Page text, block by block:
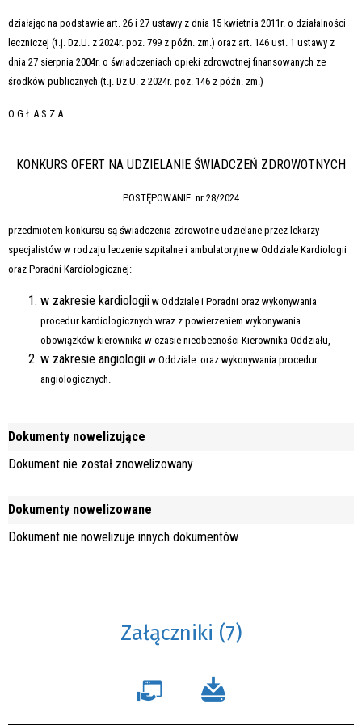
działając na podstawie art. 26 i 27 ustawy z dnia 15 kwietnia 2011r. o działalności
leczniczej (t.j. Dz.U. z 2024r. poz. 799 z późn. zm.) oraz art. 146 ust. 1 ustawy z
dnia 27 sierpnia 2004r. o świadczeniach opieki zdrowotnej finansowanych ze
środków publicznych (t.j. Dz.U. z 2024r. poz. 146 z późn. zm.)
O G Ł A S Z A
KONKURS OFERT NA UDZIELANIE ŚWIADCZEŃ ZDROWOTNYCH
POSTĘPOWANIE nr 28/2024
przedmiotem konkursu są świadczenia zdrowotne udzielane przez lekarzy
specjalistów w rodzaju leczenie szpitalne i ambulatoryjne w Oddziale Kardiologii
oraz Poradni Kardiologicznej:
w zakresie kardiologii w Oddziale i Poradni oraz wykonywania
procedur kardiologicznych wraz z powierzeniem wykonywania
obowiązków kierownika w czasie nieobecności Kierownika Oddziału,
w zakresie angiologii w Oddziale oraz wykonywania procedur
angiologicznych.
Dokumenty nowelizujące
Dokument nie został znowelizowany
Dokumenty nowelizowane
Dokument nie nowelizuje innych dokumentów
Załączniki (7)